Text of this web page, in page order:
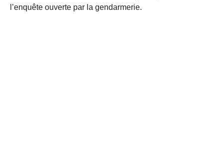
l’enquête ouverte par la gendarmerie.